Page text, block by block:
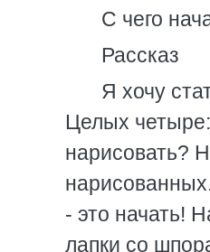
С чего
Рассказ
Я хочу
Целых
нарисовать?
- это начать!
лапки со